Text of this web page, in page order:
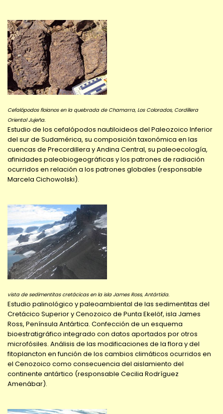
Cefalópodos floianos en la quebrada de Chamarra, Los Colorados, Cordillera
Oriental Jujeña.
Estudio de los cefalópodos nautiloideos del Paleozoico Inferior
del sur de Sudamérica, su composición taxonómica en las
cuencas de Precordillera y Andina Central, su paleoecología,
afinidades paleobiogeográficas y los patrones de radiación
ocurridos en relación a los patrones globales (responsable
Marcela Cichowolski).
vista de sedimentitas cretácicas en la isla James Ross, Antártida.
Estudio palinológico y paleoambiental de las sedimentitas del
Cretácico Superior y Cenozoico de Punta Ekelöf, isla James
Ross, Península Antártica. Confección de un esquema
bioestratigráfico integrado con datos aportados por otros
microfósiles. Análisis de las modificaciones de la flora y del
fitoplancton en función de los cambios climáticos ocurridos en
el Cenozoico como consecuencia del aislamiento del
continente antártico (responsable Cecilia Rodríguez
Amenábar).